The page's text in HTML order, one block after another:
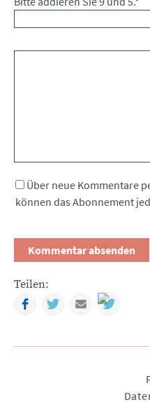
Über neue Kommentare
können das Abonnement
Teilen:
FacebookTwitterMail